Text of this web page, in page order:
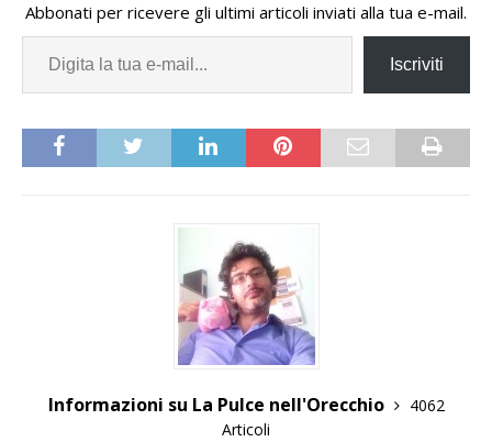
Abbonati per ricevere gli ultimi articoli inviati alla tua e-mail.
Iscriviti
Informazioni su La Pulce nell'Orecchio
4062
Articoli